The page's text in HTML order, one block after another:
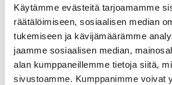
Käytämme evästeitä tarjoamamme
räätälöimiseen, sosiaalisen median
tukemiseen ja kävijämäärämme
jaamme sosiaalisen median,
alan kumppaneillemme tietoja siitä,
sivustoamme. Kumppanimme voivat
kokemusta tuomaroinnista vaan
mieltä ja kiinnostusta sääntöjen
maailmaan. Säännöt kannattaa
mahdollisuutena myös oman
Ennen koulutusta kunkin